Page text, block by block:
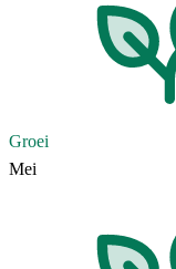
Groei
Mei